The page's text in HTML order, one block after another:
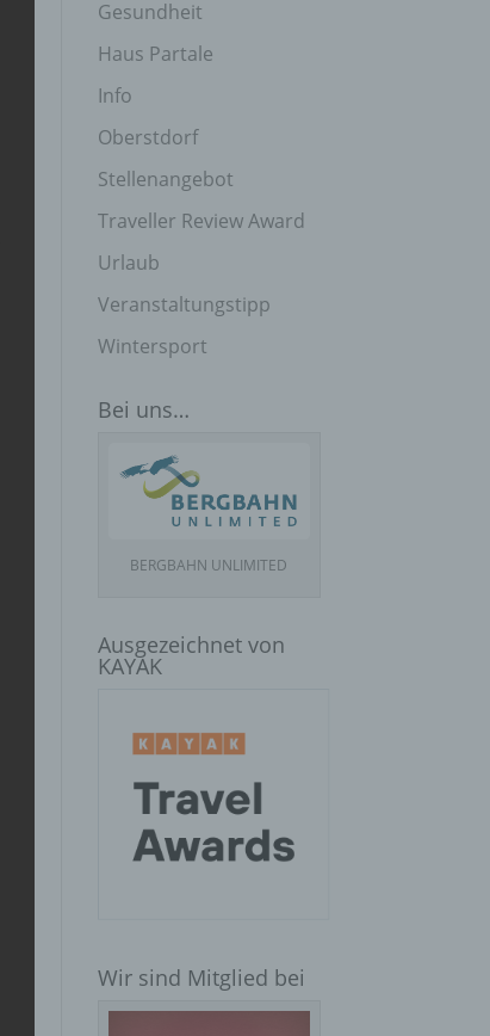
Gesundheit
Haus Partale
Info
Oberstdorf
Stellenangebot
Traveller Review Award
Urlaub
Veranstaltungstipp
Wintersport
Bei uns…
BERGBAHN UNLIMITED
Ausgezeichnet von
KAYAK
Wir sind Mitglied bei